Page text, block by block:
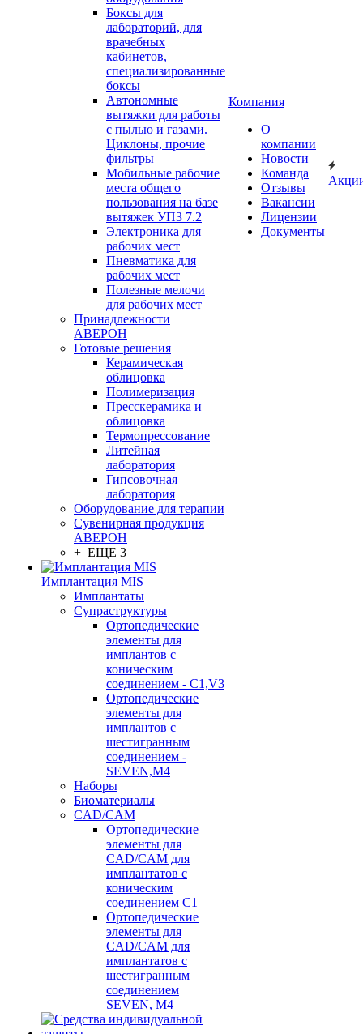
Боксы для
лабораторий, для
врачебных
кабинетов,
специализированные
боксы
Автономные
вытяжки для работы
с пылью и газами.
Циклоны, прочие
фильтры
Мобильные рабочие
места общего
пользования на базе
вытяжек УПЗ 7.2
Электроника для
рабочих мест
Пневматика для
рабочих мест
Полезные мелочи
для рабочих мест
Принадлежности
АВЕРОН
Готовые решения
Керамическая
облицовка
Полимеризация
Пресскерамика и
облицовка
Термопрессование
Литейная
лаборатория
Гипсовочная
лаборатория
Оборудование для терапии
Сувенирная продукция
АВЕРОН
+ ЕЩЕ 3
Имплантация MIS
Имплантаты
Супраструктуры
Ортопедические
элементы для
имплантов с
коническим
соединением - C1,V3
Ортопедические
элементы для
имплантов с
шестигранным
соединением -
SEVEN,M4
Наборы
Биоматериалы
CAD/CAM
Ортопедические
элементы для
CAD/CAM для
имплантатов с
коническим
соединением С1
Ортопедические
элементы для
CAD/CAM для
имплантатов с
шестигранным
соединением
SEVEN, М4
Компания
О
компании
Новости
Команда
Отзывы
Вакансии
Лицензии
Документы